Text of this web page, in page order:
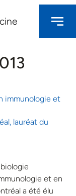
immunologie et
lauréat du
et en
a été élu